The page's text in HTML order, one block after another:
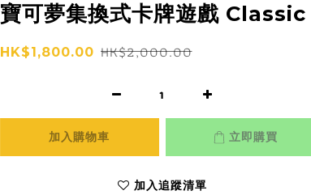
寶可夢集換式卡牌遊戲 Classic
HK$1,800.00 HK$2,000.00
加入購物車 立即購買
加入追蹤清單